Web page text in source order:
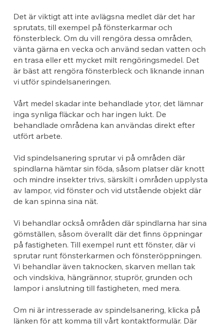
Det är viktigt att inte avlägsna medlet där det har
sprutats, till exempel på fönsterkarmar och
fönsterbleck. Om du vill rengöra dessa områden,
vänta gärna en vecka och använd sedan vatten och
en trasa eller ett mycket milt rengöringsmedel. Det
är bäst att rengöra fönsterbleck och liknande innan
vi utför spindelsaneringen.
Vårt medel skadar inte behandlade ytor, det lämnar
inga synliga fläckar och har ingen lukt. De
behandlade områdena kan användas direkt efter
utfört arbete.
Vid spindelsanering sprutar vi på områden där
spindlarna hämtar sin föda, såsom platser där knott
och mindre insekter trivs, särskilt i områden upplysta
av lampor, vid fönster och vid utstående objekt där
de kan spinna sina nät.
Vi behandlar också områden där spindlarna har sina
gömställen, såsom överallt där det finns öppningar
på fastigheten. Till exempel runt ett fönster, där vi
sprutar runt fönsterkarmen och fönsteröppningen.
Vi behandlar även taknocken, skarven mellan tak
och vindskiva, hängrännor, stuprör, grunden och
lampor i anslutning till fastigheten, med mera.
Om ni är intresserade av spindelsanering, klicka på
länken för att komma till vårt kontaktformulär. Där